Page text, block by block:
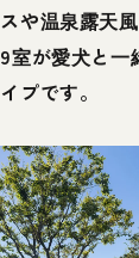
）のペット
のペットと
びわ湖長浜
）のペット
ク
や温泉露天
室が愛犬と一
プです。